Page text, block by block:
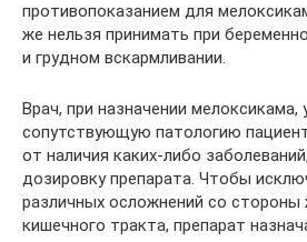
противопоказанием для
же нельзя принимать при
и грудном вскармливании.
Врач, при назначении мелоксикама,
сопутствующую патологию
от наличия каких-либо
дозировку препарата. Чтобы
различных осложнений со стороны
кишечного тракта, препарат